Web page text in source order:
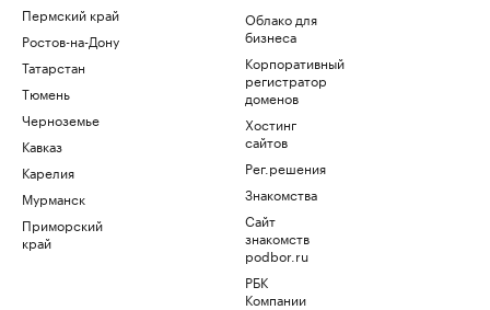
Пермский край
Ростов-на-Дону
Татарстан
Тюмень
Черноземье
Кавказ
Карелия
Мурманск
Приморский
край
Облако для
бизнеса
Корпоративный
регистратор
доменов
Хостинг
сайтов
Рег.решения
Знакомства
Сайт
знакомств
podbor.ru
РБК
Компании